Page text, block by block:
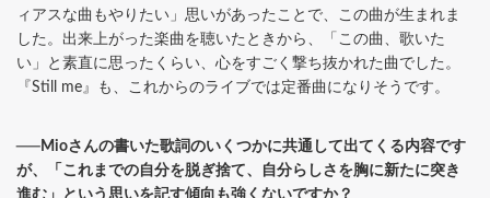
ィアスな曲もやりたい」思いがあったことで、この曲が生まれま
した。出来上がった楽曲を聴いたときから、「この曲、歌いた
い」と素直に思ったくらい、心をすごく撃ち抜かれた曲でした。
『Still me』も、これからのライブでは定番曲になりそうです。
──Mioさんの書いた歌詞のいくつかに共通して出てくる内容です
が、「これまでの自分を脱ぎ捨て、自分らしさを胸に新たに突き
進む」という思いを記す傾向も強くないですか？